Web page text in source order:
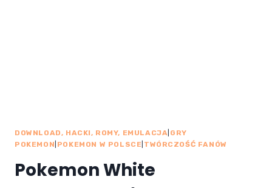
DOWNLOAD, HACKI, ROMY, EMULACJA GRY
POKEMON POKEMON W POLSCE TWÓRCZOŚĆ FANÓW
Pokemon White